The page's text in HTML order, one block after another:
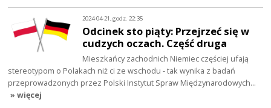
2024-04-21, godz. 22:35
Odcinek sto piąty: Przejrzeć się w
cudzych oczach. Część druga
Mieszkańcy zachodnich Niemiec częściej ufają
stereotypom o Polakach niż ci ze wschodu - tak wynika z badań
przeprowadzonych przez Polski Instytut Spraw Międzynarodowych…
» więcej